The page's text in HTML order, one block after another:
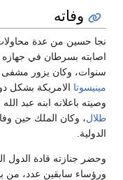
وفاته
نجا حسين من عدة
اصابته بسرطان في جهازه
سنوات، وكان يزور مشفى
مينيسوتا الامريكة بشكل
وصيته باعلانه ابنه عبد
طلال، وكان الملك حين
الدولية.
وحضر جنازته قادة الدول
ورؤساء سابقين عدد، من